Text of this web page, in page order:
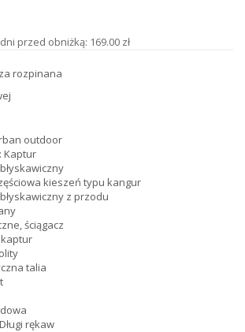
przed obniżką: 169.00 zł
rozpinana
outdoor
Kaptur
kieszeń typu kangur
z przodu
ściągacz
kaptur
talia
rękaw